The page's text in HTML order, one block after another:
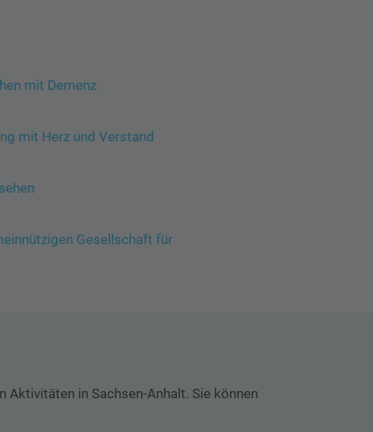
mit Demenz
mit Herz und Verstand
Gesellschaft für
in Sachsen-Anhalt. Sie können